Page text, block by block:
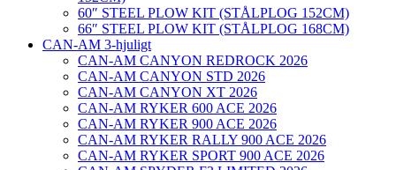
60″ STEEL PLOW KIT (STÅLPLOG 152CM)
66″ STEEL PLOW KIT (STÅLPLOG 168CM)
CAN-AM 3-hjuligt
CAN-AM CANYON REDROCK 2026
CAN-AM CANYON STD 2026
CAN-AM CANYON XT 2026
CAN-AM RYKER 600 ACE 2026
CAN-AM RYKER 900 ACE 2026
CAN-AM RYKER RALLY 900 ACE 2026
CAN-AM RYKER SPORT 900 ACE 2026